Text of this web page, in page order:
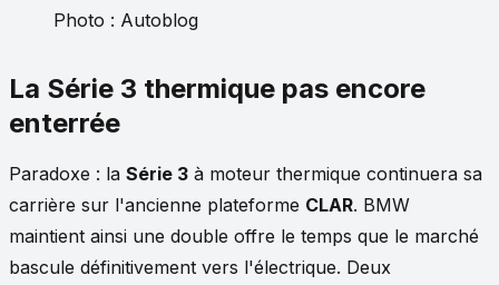
Photo : Autoblog
La Série 3 thermique pas encore
enterrée
Paradoxe : la Série 3 à moteur thermique continuera sa
carrière sur l'ancienne plateforme CLAR. BMW
maintient ainsi une double offre le temps que le marché
bascule définitivement vers l'électrique. Deux